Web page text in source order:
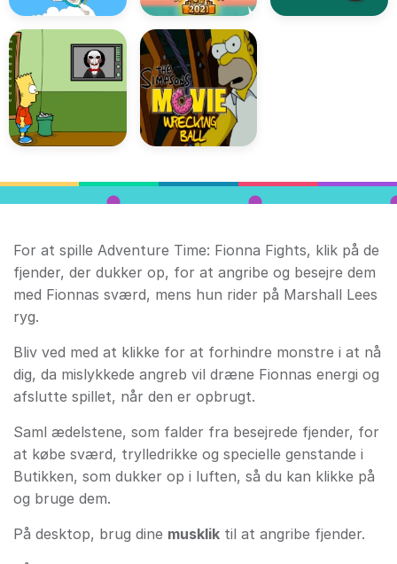
For at spille Adventure Time: Fionna Fights, klik på de
fjender, der dukker op, for at angribe og besejre dem
med Fionnas sværd, mens hun rider på Marshall Lees
ryg.
Bliv ved med at klikke for at forhindre monstre i at nå
dig, da mislykkede angreb vil dræne Fionnas energi og
afslutte spillet, når den er opbrugt.
Saml ædelstene, som falder fra besejrede fjender, for
at købe sværd, trylledrikke og specielle genstande i
Butikken, som dukker op i luften, så du kan klikke på
og bruge dem.
På desktop, brug dine musklik til at angribe fjender.